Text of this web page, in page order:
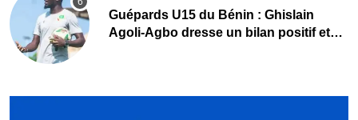
Guépards U15 du Bénin : Ghislain
Agoli-Agbo dresse un bilan positif et